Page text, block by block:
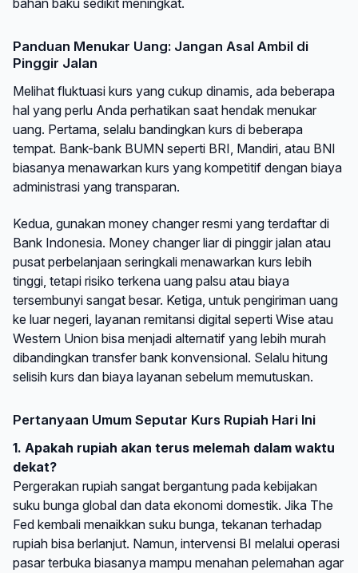
bahan baku sedikit meningkat.
Panduan Menukar Uang: Jangan Asal Ambil di
Pinggir Jalan
Melihat fluktuasi kurs yang cukup dinamis, ada beberapa
hal yang perlu Anda perhatikan saat hendak menukar
uang. Pertama, selalu bandingkan kurs di beberapa
tempat. Bank-bank BUMN seperti BRI, Mandiri, atau BNI
biasanya menawarkan kurs yang kompetitif dengan biaya
administrasi yang transparan.
Kedua, gunakan money changer resmi yang terdaftar di
Bank Indonesia. Money changer liar di pinggir jalan atau
pusat perbelanjaan seringkali menawarkan kurs lebih
tinggi, tetapi risiko terkena uang palsu atau biaya
tersembunyi sangat besar. Ketiga, untuk pengiriman uang
ke luar negeri, layanan remitansi digital seperti Wise atau
Western Union bisa menjadi alternatif yang lebih murah
dibandingkan transfer bank konvensional. Selalu hitung
selisih kurs dan biaya layanan sebelum memutuskan.
Pertanyaan Umum Seputar Kurs Rupiah Hari Ini
1. Apakah rupiah akan terus melemah dalam waktu
dekat?
Pergerakan rupiah sangat bergantung pada kebijakan
suku bunga global dan data ekonomi domestik. Jika The
Fed kembali menaikkan suku bunga, tekanan terhadap
rupiah bisa berlanjut. Namun, intervensi BI melalui operasi
pasar terbuka biasanya mampu menahan pelemahan agar